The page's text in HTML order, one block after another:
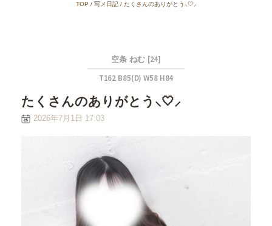
TOP / 写メ日記/ たくさんのありがとう⸜🤍⸝‍
空条 ねむ [24]
T162 B85(D) W58 H84
たくさんのありがとう⸜🤍⸝‍
2026年7月1日 17:03